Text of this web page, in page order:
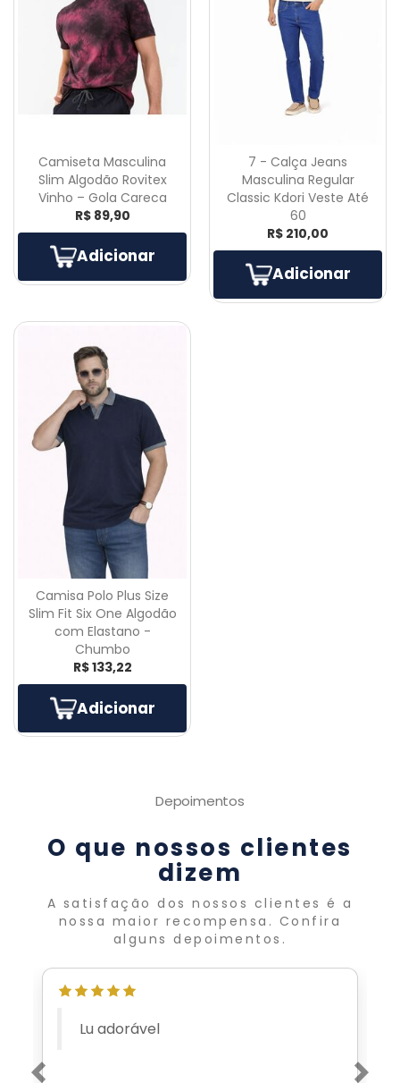
Camiseta Masculina
Slim Algodão Rovitex
Vinho – Gola Careca
R$ 89,90
Adicionar
7 - Calça Jeans
Masculina Regular
Classic Kdori Veste Até
60
R$ 210,00
Adicionar
Camisa Polo Plus Size
Slim Fit Six One Algodão
com Elastano -
Chumbo
R$ 133,22
Adicionar
Depoimentos
O que nossos clientes
dizem
A satisfação dos nossos clientes é a
nossa maior recompensa. Confira
alguns depoimentos.
Atendimento VIP de quem